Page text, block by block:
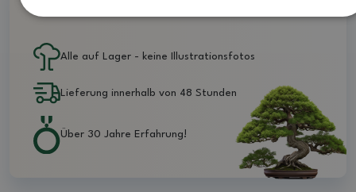
Warum bei uns kaufen?
Alle auf Lager - keine Illustrationsfotos
Lieferung innerhalb von 48 Stunden
Über 30 Jahre Erfahrung!